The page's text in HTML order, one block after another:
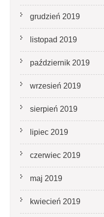
grudzień 2019
listopad 2019
październik 2019
wrzesień 2019
sierpień 2019
lipiec 2019
czerwiec 2019
maj 2019
kwiecień 2019